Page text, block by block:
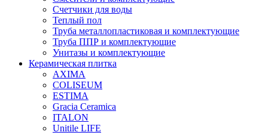
Счетчики для воды
Теплый пол
Труба металлопластиковая и комплектующие
Труба ППР и комплектующие
Унитазы и комплектующие
Керамическая плитка
AXIMA
COLISEUM
ESTIMA
Gracia Ceramica
ITALON
Unitile LIFE